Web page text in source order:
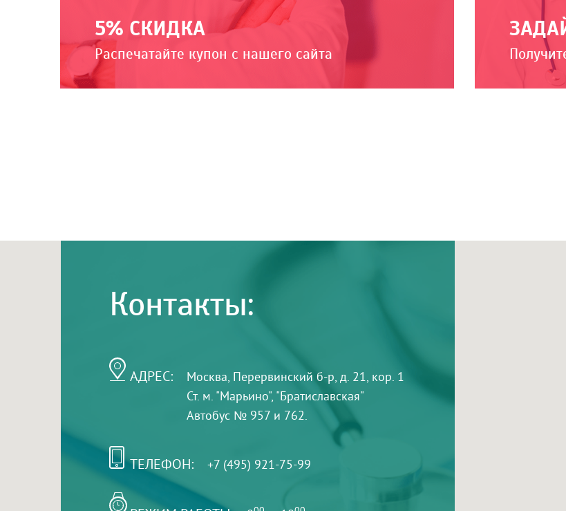
5% СКИДКА
Распечатайте купон с нашего сайта
Контакты:
АДРЕС:
Москва, Перервинский б-р, д. 21, кор. 1
Ст. м. "Марьино", "Братиславская"
Автобус № 957 и 762.
ТЕЛЕФОН: +7 (495) 921-75-99